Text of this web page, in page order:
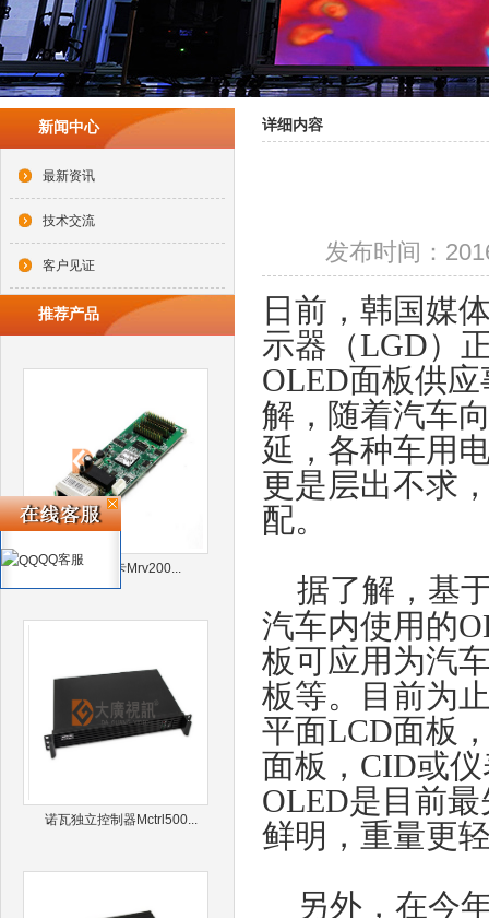
新闻中心
最新资讯
技术交流
客户见证
推荐产品
诺瓦接收卡Mrv200...
诺瓦独立控制器Mctrl500...
详细内容
发布时间：
日前，韩国媒
示器（LGD）
OLED面板供
解，随着汽车
延，各种车用
更是层出不求
配。
据了解，基
汽车内使用的
板可应用为汽
板等。目前为
平面LCD面板
面板，CID或
OLED是目前
鲜明，重量更
另外，在今
QQ客服